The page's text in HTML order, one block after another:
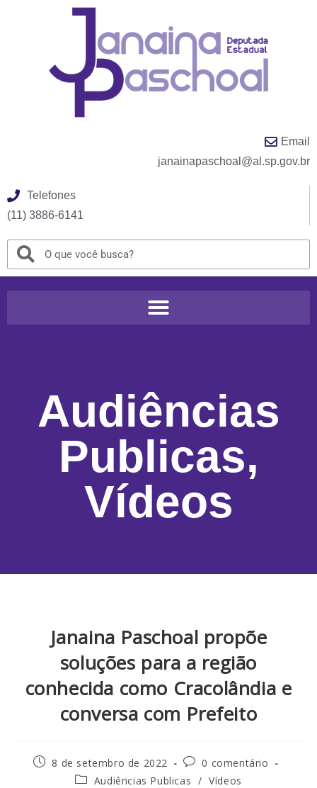
Email
janainapaschoal@al.sp.gov.br
Telefones
(11) 3886-6141
Audiências
Publicas,
Vídeos
Janaina Paschoal propõe
soluções para a região
conhecida como Cracolândia e
conversa com Prefeito
8 de setembro de 2022
0 comentário
Audiências Publicas / Vídeos